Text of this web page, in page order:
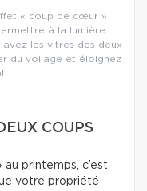
« coup de cœur »
à la lumière
les vitres des deux
du voilage et éloignez
COUPS
printemps, c’est
votre propriété